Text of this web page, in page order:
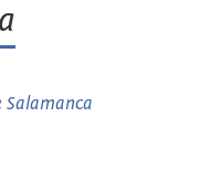
Salamanca